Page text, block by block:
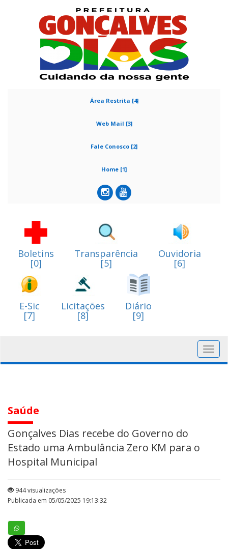
Área Restrita [4]
Web Mail [3]
Fale Conosco [2]
Home [1]
Boletins
[0]
Transparência
[5]
Ouvidoria
[6]
E-Sic
[7]
Licitações
[8]
Diário
[9]
Saúde
Gonçalves Dias recebe do Governo do
Estado uma Ambulância Zero KM para o
Hospital Municipal
944 visualizações
Publicada em 05/05/2025 19:13:32